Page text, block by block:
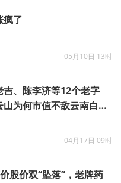
疯了
05月10日 13时
吉、陈李济等12个老字
山为何市值不敌云南白
04月17日 09时
股价双“坠落”，老牌药